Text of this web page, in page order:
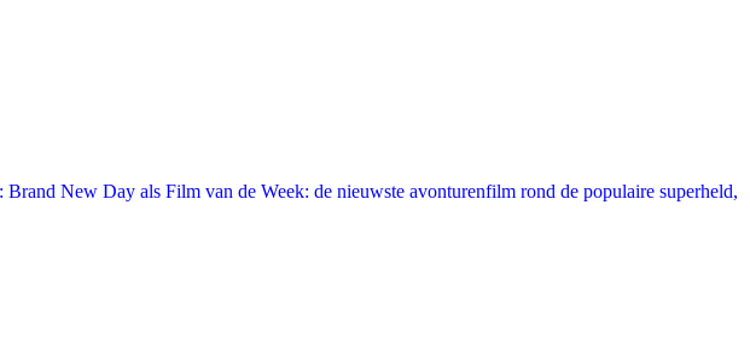
New Day als Film van de Week: de nieuwste avonturenfilm rond de populaire superheld,